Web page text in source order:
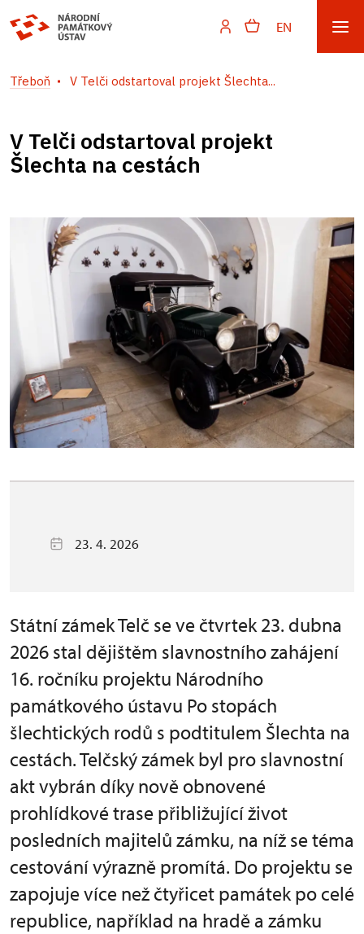
EN
Třeboň V Telči odstartoval projekt Šlechta...
V Telči odstartoval projekt
Šlechta na cestách
23. 4. 2026
Státní zámek Telč se ve čtvrtek 23. dubna
2026 stal dějištěm slavnostního zahájení
16. ročníku projektu Národního
památkového ústavu Po stopách
šlechtických rodů s podtitulem Šlechta na
cestách. Telčský zámek byl pro slavnostní
akt vybrán díky nově obnovené
prohlídkové trase přibližující život
posledních majitelů zámku, na níž se téma
cestování výrazně promítá. Do projektu se
zapojuje více než čtyřicet památek po celé
republice, například na hradě a zámku